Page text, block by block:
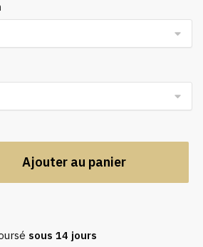
Ajouter au panier
sous 14 jours